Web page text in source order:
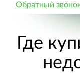
Обратный
Где